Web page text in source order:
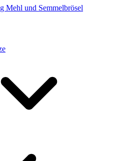
Mehl und Semmelbrösel